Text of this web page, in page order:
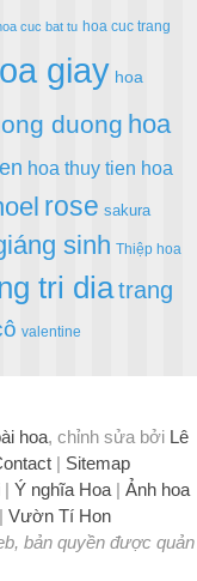
cuc bat tu hoa cuc trang
giay hoa
duong hoa
hoa thuy tien hoa
rose sakura
sinh Thiệp hoa
tri diatrang
valentine
hoa, chỉnh sửa bởi Lê
| Sitemap
| Ý nghĩa Hoa| Ảnh hoa
Vườn Tí Hon
bản quyền được quản